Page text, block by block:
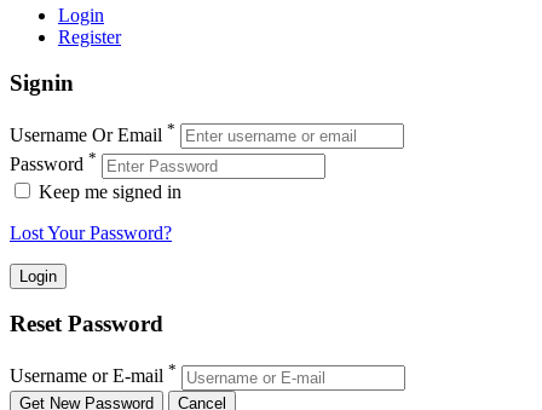
Login
Register
Signin
Username Or Email *
Password *
Keep me signed in
Lost Your Password?
Reset Password
Username or E-mail *